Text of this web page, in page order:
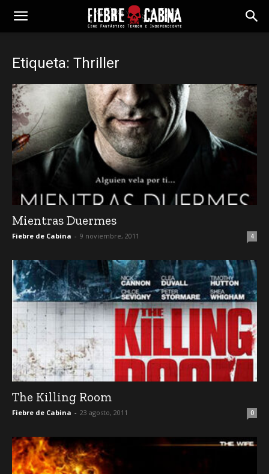
Etiqueta: Thriller
Mientras Duermes
Fiebre de Cabina - 9 noviembre, 2011 4
The Killing Room
Fiebre de Cabina - 23 agosto, 2011 0